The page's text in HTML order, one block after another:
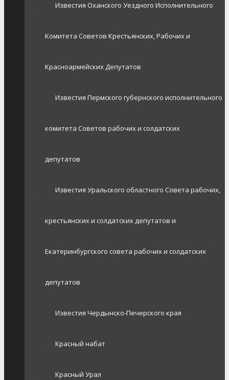
Известия Оханского Уездного Исполнительного
Комитета Советов Крестьянских, Рабочих и
Красноармейских Депутатов
Известия Пермского губернского исполнительного
комитета Советов рабочих и солдатских
депутатов
Известия Уральского областного Совета рабочих,
крестьянских и солдатских депутатов и
Екатеринбургского совета рабочих и солдатских
депутатов
Известия Чердынско-Печерского края
Красный набат
Красный Урал